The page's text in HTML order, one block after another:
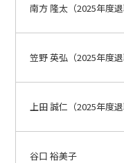
南方 隆太（2025年度退
笠野 英弘（2025年度退
上田 誠仁（2025年度退
谷口 裕美子